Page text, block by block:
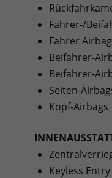
Fahrer-/
Fahrer Airbag
Beifahrer-
Beifahrer-
Seiten-
Kopf-Airbags
Keyless Entry